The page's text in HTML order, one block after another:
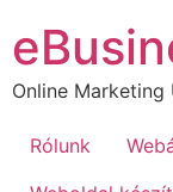
tartalomhoz
Online Marketing
Rólunk